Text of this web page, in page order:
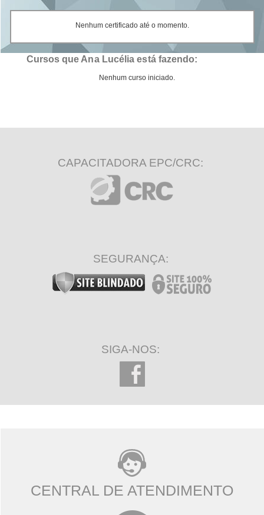
Nenhum certificado até o momento.
Cursos que Ana Lucélia está fazendo:
Nenhum curso iniciado.
CAPACITADORA EPC/CRC:
SEGURANÇA:
SIGA-NOS:
CENTRAL DE ATENDIMENTO